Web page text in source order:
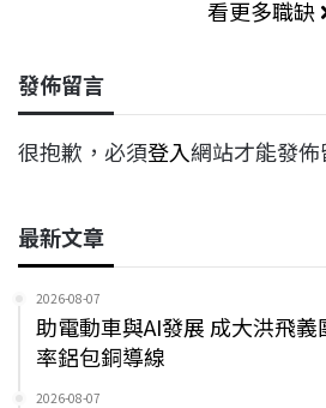
看更多職缺
發佈留言
很抱歉，必須登入網站才能發佈
最新文章
2026-08-07
助電動車與AI發展 成大洪飛
率鋁包銅導線
2026-08-07